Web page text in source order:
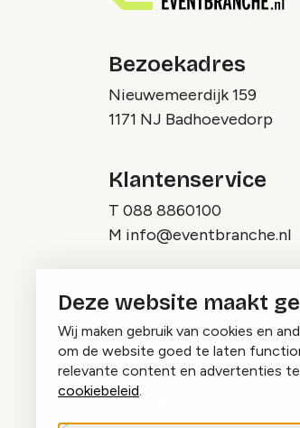
Deze website maakt
Wij maken gebruik van cookies en
om de website goed te laten
relevante content en advertenties
cookiebeleid.
Bezoekadres
Nieuwemeerdijk 159
1171 NJ Badhoevedorp
Klantenservice
T 088 8860100
M info@eventbranche.nl